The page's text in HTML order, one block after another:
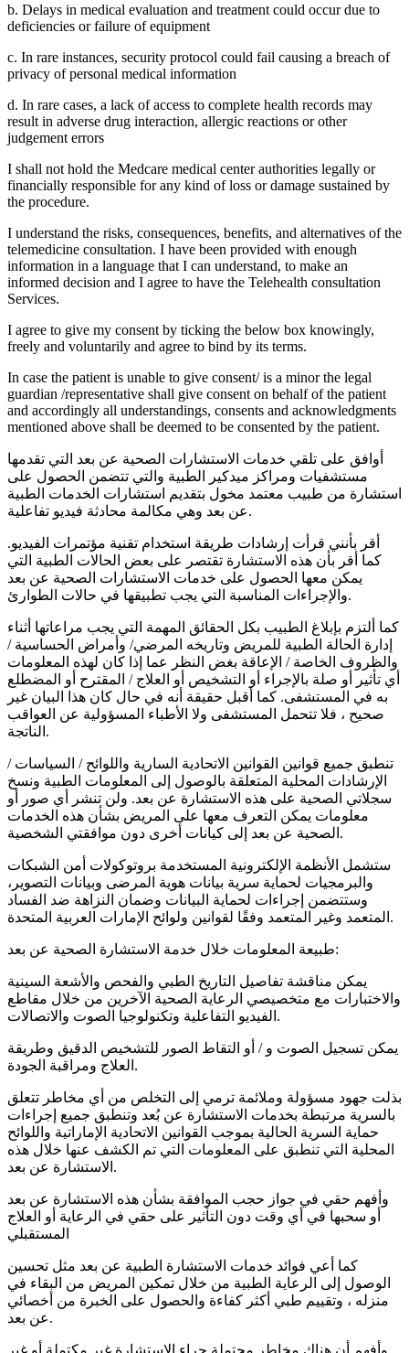
b. Delays in medical evaluation and treatment could occur due to
deficiencies or failure of equipment
c. In rare instances, security protocol could fail causing a breach of
privacy of personal medical information
d. In rare cases, a lack of access to complete health records may
result in adverse drug interaction, allergic reactions or other
judgement errors
I shall not hold the Medcare medical center authorities legally or
financially responsible for any kind of loss or damage sustained by
the procedure.
I understand the risks, consequences, benefits, and alternatives of the
telemedicine consultation. I have been provided with enough
information in a language that I can understand, to make an
informed decision and I agree to have the Telehealth consultation
Services.
I agree to give my consent by ticking the below box knowingly,
freely and voluntarily and agree to bind by its terms.
In case the patient is unable to give consent/ is a minor the legal
guardian /representative shall give consent on behalf of the patient
and accordingly all understandings, consents and acknowledgments
mentioned above shall be deemed to be consented by the patient.
أوافق على تلقي خدمات الاستشارات الصحية عن بعد التي تقدمها
مستشفيات ومراكز ميدكير الطبية والتي تتضمن الحصول على
استشارة من طبيب معتمد مخول بتقديم استشارات الخدمات الطبية
عن بعد وهي مكالمة محادثة فيديو تفاعلية.
أقر بأنني قرأت إرشادات طريقة استخدام تقنية مؤتمرات الفيديو.
كما أقر بأن هذه الاستشارة تقتصر على بعض الحالات الطبية التي
يمكن معها الحصول على خدمات الاستشارات الصحية عن بعد
والإجراءات المناسبة التي يجب تطبيقها في حالات الطوارئ.
كما ألتزم بإبلاغ الطبيب بكل الحقائق المهمة التي يجب مراعاتها أثناء
إدارة الحالة الطبية للمريض وتاريخه المرضي/ وأمراض الحساسية /
والظروف الخاصة / الإعاقة بغض النظر عما إذا كان لهذه المعلومات
أي تأثير أو صلة بالإجراء أو التشخيص أو العلاج / المقترح أو المضطلع
به في المستشفى. كما أقبل حقيقة أنه في حال كان هذا البيان غير
صحيح ، فلا تتحمل المستشفى ولا الأطباء المسؤولية عن العواقب
الناتجة.
تنطبق جميع قوانين القوانين الاتحادية السارية واللوائح / السياسات /
الإرشادات المحلية المتعلقة بالوصول إلى المعلومات الطبية ونسخ
سجلاتي الصحية على هذه الاستشارة عن بعد. ولن تنشر أي صور أو
معلومات يمكن التعرف معها على المريض بشأن هذه الخدمات
الصحية عن بعد إلى كيانات أخرى دون موافقتي الشخصية.
ستشمل الأنظمة الإلكترونية المستخدمة بروتوكولات أمن الشبكات
والبرمجيات لحماية سرية بيانات هوية المرضى وبيانات التصوير،
وستتضمن إجراءات لحماية البيانات وضمان النزاهة ضد الفساد
المتعمد وغير المتعمد وفقًا لقوانين ولوائح الإمارات العربية المتحدة.
طبيعة المعلومات خلال خدمة الاستشارة الصحية عن بعد:
يمكن مناقشة تفاصيل التاريخ الطبي والفحص والأشعة السينية
والاختبارات مع متخصيصي الرعاية الصحية الآخرين من خلال مقاطع
الفيديو التفاعلية وتكنولوجيا الصوت والاتصالات.
يمكن تسجيل الصوت و / أو التقاط الصور للتشخيص الدقيق وطريقة
العلاج ومراقبة الجودة.
بذلت جهود مسؤولة وملائمة ترمي إلى التخلص من أي مخاطر تتعلق
بالسرية مرتبطة بخدمات الاستشارة عن بُعد وتنطبق جميع إجراءات
حماية السرية الحالية بموجب القوانين الاتحادية الإماراتية واللوائح
المحلية التي تنطبق على المعلومات التي تم الكشف عنها خلال هذه
الاستشارة عن بعد.
وأفهم حقي في جواز حجب الموافقة بشأن هذه الاستشارة عن بعد
أو سحبها في أي وقت دون التأثير على حقي في الرعاية أو العلاج
المستقبلي
كما أعي فوائد خدمات الاستشارة الطبية عن بعد مثل تحسين
الوصول إلى الرعاية الطبية من خلال تمكين المريض من البقاء في
منزله ، وتقييم طبي أكثر كفاءة والحصول على الخبرة من أخصائي
عن بعد.
وأفهم أن هناك مخاطر محتملة جراء الاستشارة غير مكتملة أو غير